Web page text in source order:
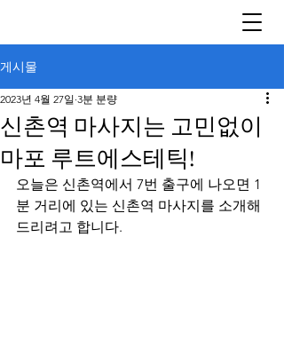
게시물
신촌역 마사지는 고민없이
마포 루트에스테틱!
2023년 4월 27일 3분 분량
오늘은 신촌역에서 7번 출구에 나오면 1
분 거리에 있는 신촌역 마사지를 소개해
드리려고 합니다.